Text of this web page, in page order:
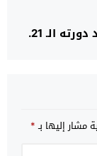
الـ 21.
مشار إليها بـ*